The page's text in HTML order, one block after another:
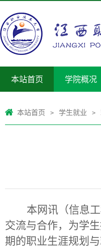
本站首页 学院概况
本站首页 > 学生就业 >
本网讯（信息
交流与合作，为学
期的职业生涯规划